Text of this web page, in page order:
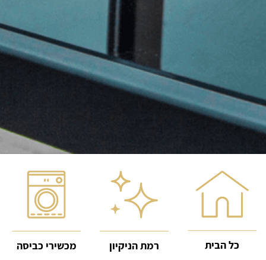
כל הבית רמת הניקיון מכשירי כביסה